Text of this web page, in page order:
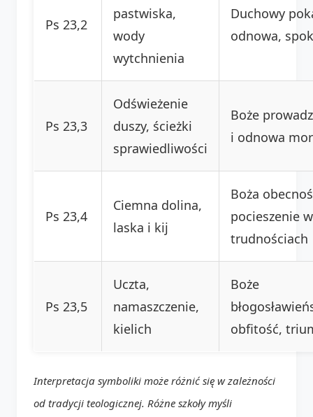
Ps 23,2
pastwiska,
wody
wytchnienia
Duchowy
odnowa,
Ps 23,3
Odświeżenie
duszy, ścieżki
sprawiedliwości
Boże
i odnowa
Ps 23,4
Ciemna dolina,
laska i kij
Boża
pocieszenie w
trudnościach
Ps 23,5
Uczta,
namaszczenie,
kielich
Boże
obfitość,
Interpretacja symboliki może różnić się w zależności
od tradycji teologicznej. Różne szkoły myśli